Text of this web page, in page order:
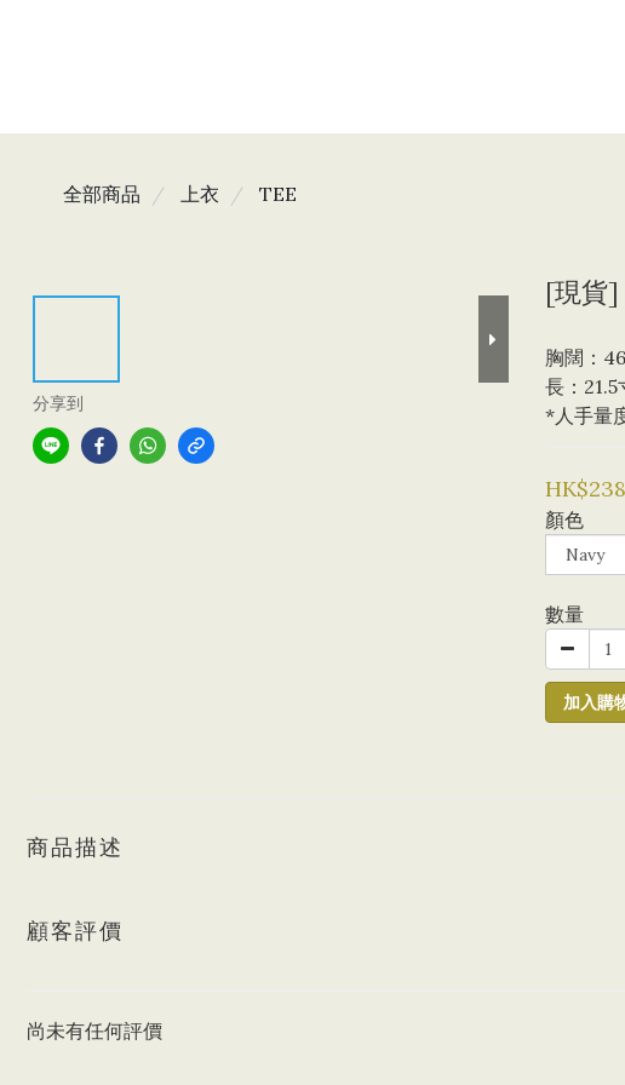
全部商品 上衣 TEE
分享到
[現貨]
胸闊：
長：21.5
*人手量
顏色
數量
加入購
商品描述
顧客評價
尚未有任何評價